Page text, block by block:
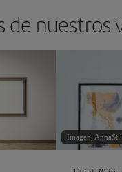
de nuestros
Imagen: